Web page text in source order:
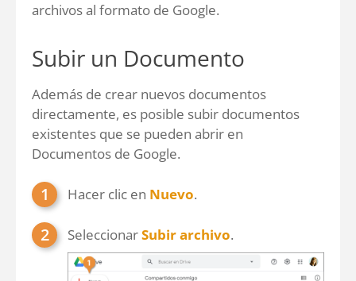
archivos al formato de Google.
Subir un Documento
Además de crear nuevos documentos
directamente, es posible subir documentos
existentes que se pueden abrir en
Documentos de Google.
Hacer clic en Nuevo.
SeleccionarSubir archivo.